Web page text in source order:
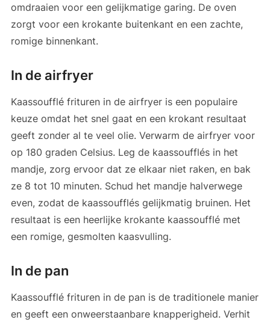
omdraaien voor een gelijkmatige garing. De oven
zorgt voor een krokante buitenkant en een zachte,
romige binnenkant.
In de airfryer
Kaassoufflé frituren in de airfryer is een populaire
keuze omdat het snel gaat en een krokant resultaat
geeft zonder al te veel olie. Verwarm de airfryer voor
op 180 graden Celsius. Leg de kaassoufflés in het
mandje, zorg ervoor dat ze elkaar niet raken, en bak
ze 8 tot 10 minuten. Schud het mandje halverwege
even, zodat de kaassoufflés gelijkmatig bruinen. Het
resultaat is een heerlijke krokante kaassoufflé met
een romige, gesmolten kaasvulling.
In de pan
Kaassoufflé frituren in de pan is de traditionele manier
en geeft een onweerstaanbare knapperigheid. Verhit